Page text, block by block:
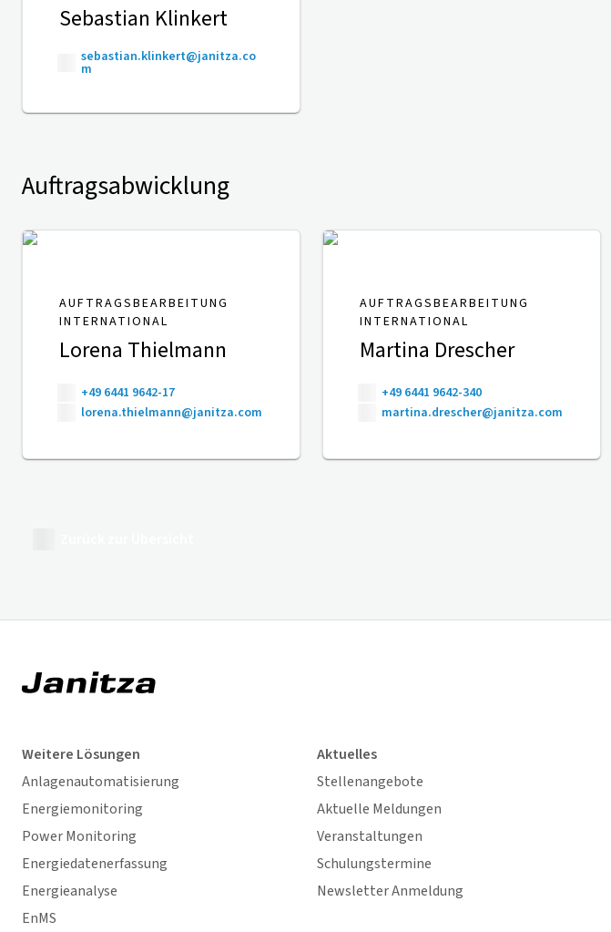
Sebastian Klinkert
sebastian.klinkert@janitza.co
m
Auftragsabwicklung
AUFTRAGSBEARBEITUNG
INTERNATIONAL
Lorena Thielmann
+49 6441 9642-17
lorena.thielmann@janitza.com
AUFTRAGSBEARBEITUNG
INTERNATIONAL
Martina Drescher
+49 6441 9642-340
martina.drescher@janitza.com
Weitere Lösungen
Anlagenautomatisierung
Energiemonitoring
Power Monitoring
Energiedatenerfassung
Energieanalyse
EnMS
Aktuelles
Stellenangebote
Aktuelle Meldungen
Veranstaltungen
Schulungstermine
Newsletter Anmeldung